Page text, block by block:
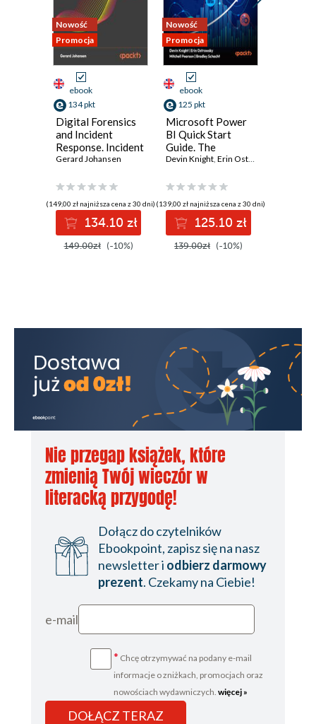
Nowość
Promocja
ebook
134 pkt
Digital Forensics
and Incident
Response. Incident
Response tools
effective cyber
threat response -
Fourth Edition
Gerard Johansen
(149,00 zł najniższa cena z 30 dni)
134.10 zł
149.00zł (-10%)
Nowość
Promocja
ebook
125 pkt
Microsoft Power
BI Quick Start
Guide. The
Ultimate
to Power BI, Data
Storytelling, AI
Tools, and
Microsoft Fabric -
Fourth Edition
Devin Knight, Erin Ostrowsky
(139,00 zł najniższa cena z 30 dni)
125.10 zł
139.00zł (-10%)
Nie przegap książek, które
zmienią Twój wieczór w
literacką przygodę!
Dołącz do czytelników
Ebookpoint, zapisz się na nasz
newsletter i odbierz darmowy
prezent. Czekamy na Ciebie!
e-mail
* Chcę otrzymywać na podany e-mail
informacje o zniżkach, promocjach oraz
nowościach wydawniczych. więcej »
DOŁĄCZ TERAZ